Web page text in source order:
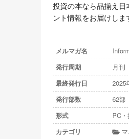
投資の本なら品揃え
ント情報をお届けしま
メルマガ名
発行周期
月刊
最終発行日
2025
発行部数
62部
形式
PC
カテゴリ
マ